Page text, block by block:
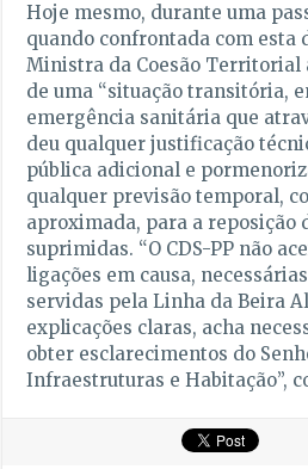
Hoje mesmo, durante uma
quando confrontada com esta
Ministra da Coesão Territorial
de uma “situação transitória,
emergência sanitária que
deu qualquer justificação
pública adicional e
qualquer previsão temporal,
aproximada, para a reposição
suprimidas. “O CDS-PP não
ligações em causa,
servidas pela Linha da Beira
explicações claras, acha
obter esclarecimentos do
Infraestruturas e Habitação”,